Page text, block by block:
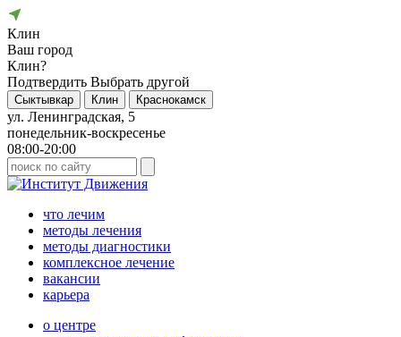
Клин
Ваш город
Клин?
Подтвердить Выбрать другой
Сыктывкар Клин Краснокамск
ул. Ленинградская, 5
понедельник-воскресенье
08:00-20:00
что лечим
методы лечения
методы диагностики
комплексное лечение
вакансии
карьера
о центре